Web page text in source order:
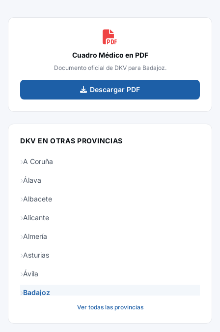
Cuadro Médico en PDF
Documento oficial de DKV para Badajoz.
Descargar PDF
DKV EN OTRAS PROVINCIAS
A Coruña
Álava
Albacete
Alicante
Almería
Asturias
Ávila
Badajoz
Ver todas las provincias